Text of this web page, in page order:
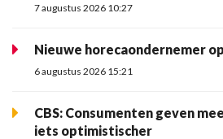
7 augustus 2026 10:27
Nieuwe horecaondernemer
6 augustus 2026 15:21
CBS: Consumenten geven
iets optimistischer